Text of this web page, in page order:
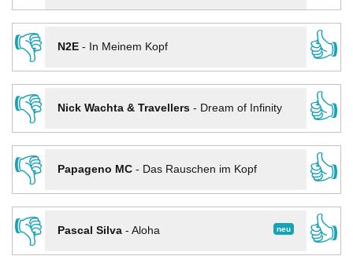
👎
N2E- In Meinem Kopf
👍
👎
Nick Wachta & Travellers- Dream of Infinity
👍
👎
Papageno MC- Das Rauschen im Kopf
👍
👎
neu
Pascal Silva- Aloha
👍